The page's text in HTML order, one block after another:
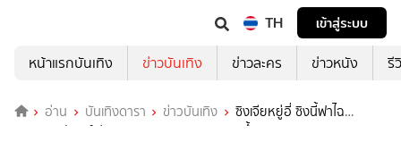
TH
เข้าสู่ระบบ
หน้าแรกบันเทิง
ข่าวบันเทิง ข่าวละคร ข่าวหนัง รี
อ่าน บันเทิงดารา ข่าวบันเทิง
ซิงเจียหยู่อี่ ซิงนี้ฟาไฉ
...นางเอกดังเสิร์ฟลุคอาหมวยรวยๆเฮงๆ สวยจึ้งมาก